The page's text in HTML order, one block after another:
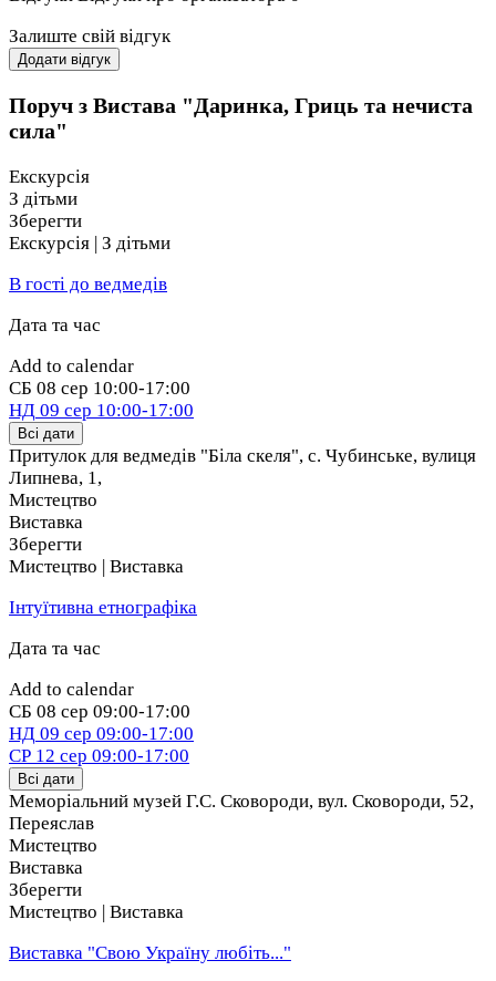
виявляються не такими страшними, як здаються.
вона буде цікавою як дітям, так і дорослим. Приходьте
всією родиною — на вас чекає справжнє театральне
Залиште свій відгук
Додати відгук
Поруч з Вистава "Даринка, Гриць та нечиста
сила"
Екскурсія
З дітьми
Зберегти
Екскурсія | З дітьми
В гості до ведмедів
Дата та час
Add to calendar
СБ 08 сер 10:00-17:00
НД 09 сер 10:00-17:00
Всі дати
Притулок для ведмедів "Біла скеля", с. Чубинське, вулиця
Липнева, 1 ,
Мистецтво
Виставка
Зберегти
Мистецтво | Виставка
Інтуїтивна етнографіка
Дата та час
Add to calendar
СБ 08 сер 09:00-17:00
НД 09 сер 09:00-17:00
СР 12 сер 09:00-17:00
Всі дати
Меморіальний музей Г.С. Сковороди, вул. Сковороди, 52,
Переяслав
Мистецтво
Виставка
Зберегти
Мистецтво | Виставка
Виставка "Свою Україну любіть..."